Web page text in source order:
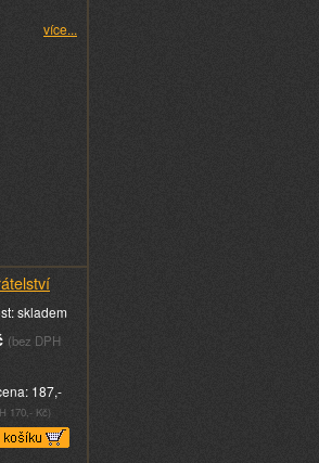
více...
skladem
(bez DPH
187,-
170,- Kč)